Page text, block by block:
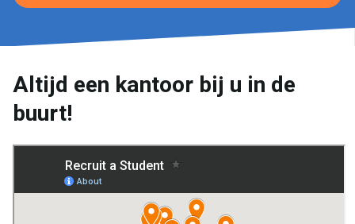
Altijd een kantoor bij u in de
buurt!